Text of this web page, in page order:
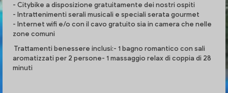
- Citybike a disposizione gratuitamente dei nostri ospiti
- Intrattenimenti serali musicali e speciali serata gourmet
- Internet wifi e/o con il cavo gratuito sia in camera che nelle
zone comuni
Trattamenti benessere inclusi:- 1 bagno romantico con sali
aromatizzati per 2 persone- 1 massaggio relax di coppia di 28
minuti